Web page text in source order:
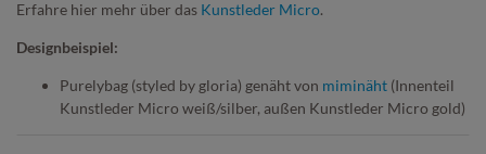
Erfahre hier mehr über das Kunstleder Micro.
Designbeispiel:
Purelybag (styled by gloria) genäht von miminäht (Innenteil
Kunstleder Micro weiß/silber, außen Kunstleder Micro gold)